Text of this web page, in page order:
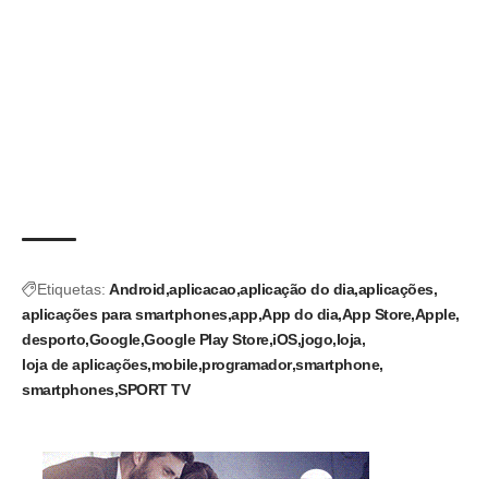
Etiquetas: Android aplicacao aplicação do dia aplicações
aplicações para smartphones app App do dia App Store Apple
desporto Google Google Play Store iOS jogo loja
loja de aplicações mobile programador smartphone
smartphones SPORT TV